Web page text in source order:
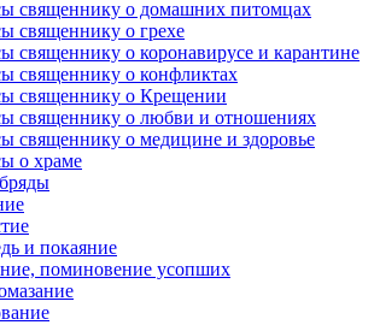
священнику о домашних питомцах
священнику о грехе
священнику о коронавирусе и карантине
священнику о конфликтах
священнику о Крещении
священнику о любви и отношениях
священнику о медицине и здоровье
о храме
и покаяние
поминовение усопших